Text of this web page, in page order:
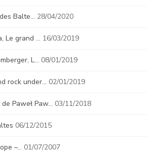
Balte… 28/04/2020
Le grand … 16/03/2019
L… 08/01/2019
rock under… 02/01/2019
Paweł Paw… 03/11/2018
06/12/2015
–… 01/07/2007